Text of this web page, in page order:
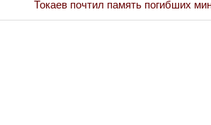
Next
Post:
Токаев почтил память погибших